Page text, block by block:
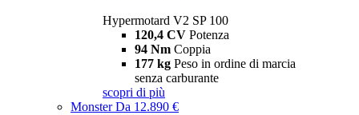
Hypermotard V2 SP 100
120,4 CV Potenza
94 Nm Coppia
177 kg Peso in ordine di marcia
senza carburante
scopri di più
MonsterDa 12.890 €